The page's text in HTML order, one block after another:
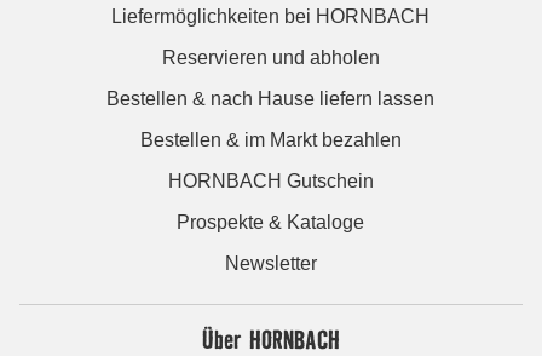
Liefermöglichkeiten bei HORNBACH
Reservieren und abholen
Bestellen & nach Hause liefern lassen
Bestellen & im Markt bezahlen
HORNBACH Gutschein
Prospekte & Kataloge
Newsletter
Über HORNBACH